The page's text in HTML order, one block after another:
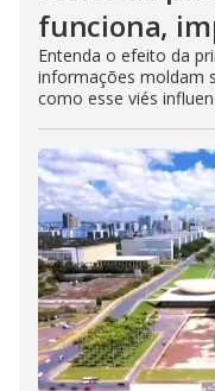
funciona,
Entenda o efeito da
informações moldam
como esse viés